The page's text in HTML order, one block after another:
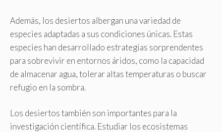
Además, los desiertos albergan una variedad de
especies adaptadas a sus condiciones únicas. Estas
especies han desarrollado estrategias sorprendentes
para sobrevivir en entornos áridos, como la capacidad
de almacenar agua, tolerar altas temperaturas o buscar
refugio en la sombra.
Los desiertos también son importantes para la
investigación científica. Estudiar los ecosistemas